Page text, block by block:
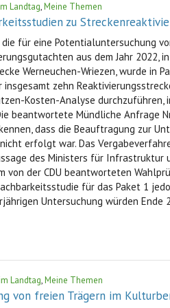
Landtag,Meine Themen
zu
für eine Potentialuntersuchung
aus dem Jahr 2022,
Werneuchen-Wriezen, wurde in
insgesamt zehn
Kosten-Analyse durchzuführen,
beantwortete Mündliche Anfrage
dass die Beauftragung zur
erfolgt war. Das
des Ministers für Infrastruktur
von der CDU beantworteten
für das Paket 1
Untersuchung würden Ende
Landtag,Meine Themen
von freien Trägern im